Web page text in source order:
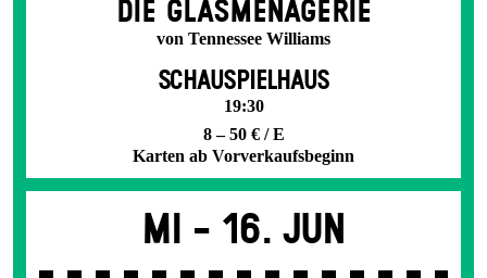
DIE GLAS­MENAGERIE
von Tennessee Williams
SCHAUSPIELHAUS
19:30
8 – 50 € / E
Karten ab Vorverkaufsbeginn
Mi - 16. Jun